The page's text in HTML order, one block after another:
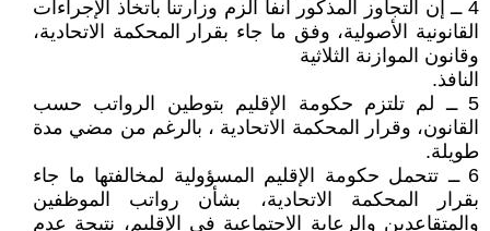
4 ــ إن التجاوز المذكور آنفا ألزم وزارتنا باتخاذ الإجراءات
القانونية الأصولية، وفق ما جاء بقرار المحكمة الاتحادية،
وقانون الموازنة الثلاثية
النافذ.
5 ــ لم تلتزم حكومة الإقليم بتوطين الرواتب حسب
القانون، وقرار المحكمة الاتحادية ، بالرغم من مضي مدة
طويلة.
6 ــ تتحمل حكومة الإقليم المسؤولية لمخالفتها ما جاء
بقرار المحكمة الاتحادية، بشأن رواتب الموظفين
والمتقاعدين والرعاية الاجتماعية في الإقليم، نتيجة عدم